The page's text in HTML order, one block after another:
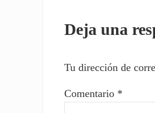
Deja una
Tu dirección de
Comentario *